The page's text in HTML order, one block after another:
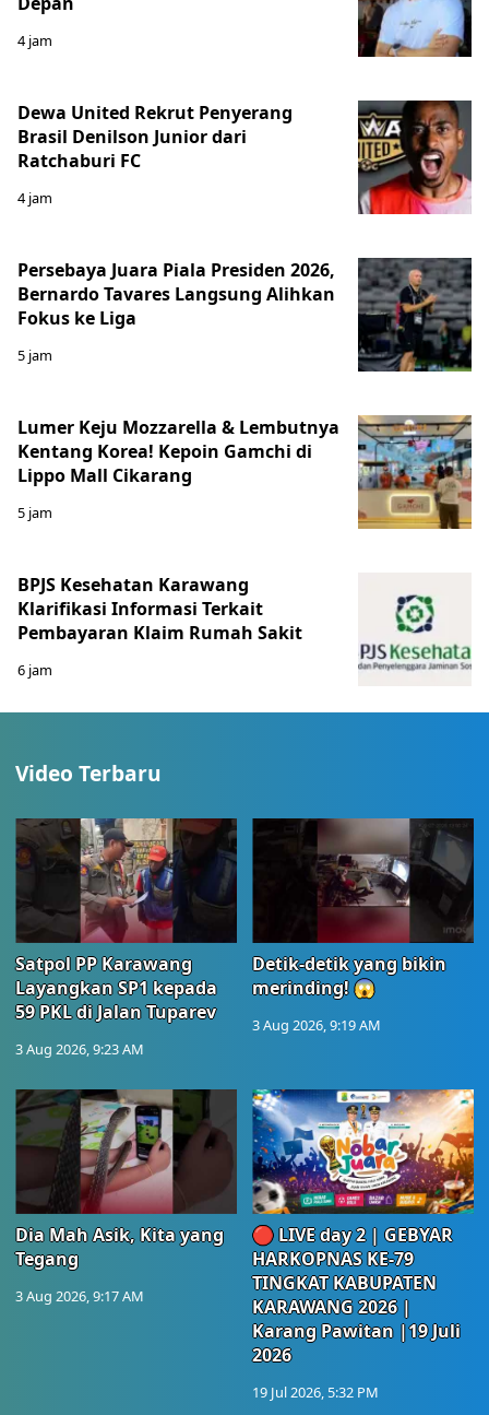
4 jam
Dewa United Rekrut Penyerang
Brasil Denilson Junior dari
Ratchaburi FC
4 jam
Persebaya Juara Piala Presiden 2026,
Bernardo Tavares Langsung Alihkan
Fokus ke Liga
5 jam
Lumer Keju Mozzarella & Lembutnya
Kentang Korea! Kepoin Gamchi di
Lippo Mall Cikarang
5 jam
BPJS Kesehatan Karawang
Klarifikasi Informasi Terkait
Pembayaran Klaim Rumah Sakit
6 jam
Video Terbaru
Satpol PP Karawang
Layangkan SP1 kepada
59 PKL di Jalan Tuparev
3 Aug 2026, 9:23 AM
Detik-detik yang bikin
merinding! 😱
3 Aug 2026, 9:19 AM
Dia Mah Asik, Kita yang
Tegang
3 Aug 2026, 9:17 AM
🔴 LIVE day 2 | GEBYAR
HARKOPNAS KE-79
TINGKAT KABUPATEN
KARAWANG 2026 |
Karang Pawitan |19 Juli
2026
19 Jul 2026, 5:32 PM